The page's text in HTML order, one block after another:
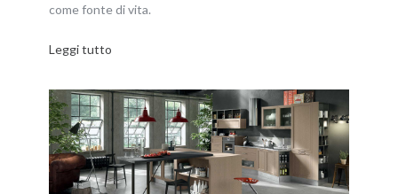
come fonte di vita.
Leggi tutto